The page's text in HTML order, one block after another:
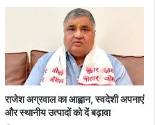
राजेश अग्रवाल का आह्वान, स्वदेशी अपनाएं
और स्थानीय उत्पादों को दें बढ़ावा